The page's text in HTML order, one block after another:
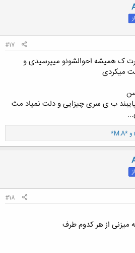
#17
ک همیشه احوالشونو میپرسیدی و
میکردی
ب ی سری چیزایی و دلت نمیاد مث
و *M.A*
#18
از هر کدوم طرف